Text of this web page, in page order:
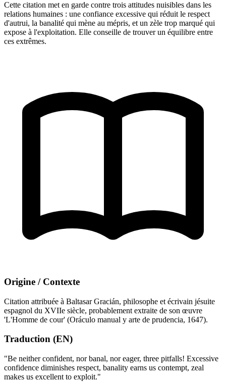
Cette citation met en garde contre trois attitudes nuisibles dans les
relations humaines : une confiance excessive qui réduit le respect
d'autrui, la banalité qui mène au mépris, et un zèle trop marqué qui
expose à l'exploitation. Elle conseille de trouver un équilibre entre
ces extrêmes.
Origine / Contexte
Citation attribuée à Baltasar Gracián, philosophe et écrivain jésuite
espagnol du XVIIe siècle, probablement extraite de son œuvre
'L'Homme de cour' (Oráculo manual y arte de prudencia, 1647).
Traduction (EN)
"Be neither confident, nor banal, nor eager, three pitfalls! Excessive
confidence diminishes respect, banality earns us contempt, zeal
makes us excellent to exploit."